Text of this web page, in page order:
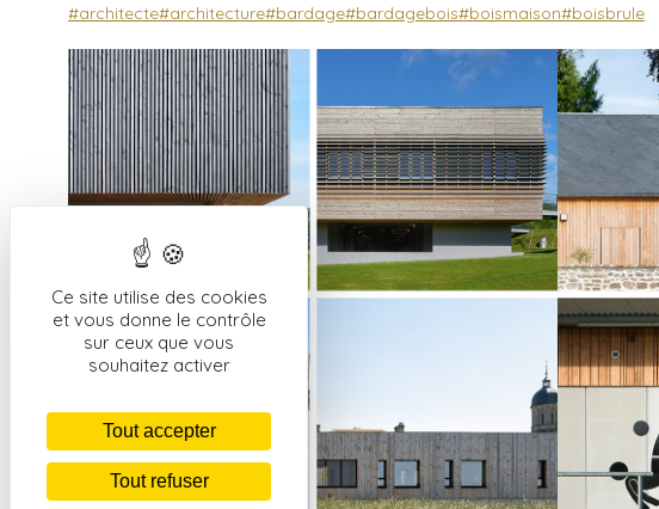
Ce site utilise des cookies
et vous donne le contrôle
sur ceux que vous
souhaitez activer
Tout accepter
Tout refuser
#architecte#architecture#bardage#bardagebois#boismaison#boisbrule